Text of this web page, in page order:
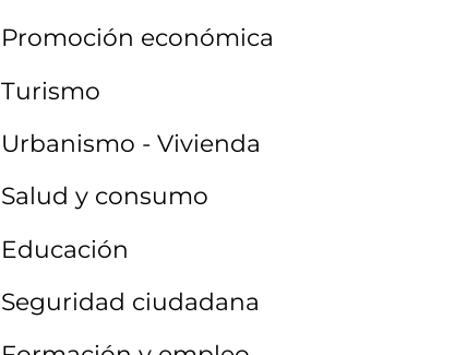
Promoción económica
Turismo
Urbanismo - Vivienda
Salud y consumo
Educación
Seguridad ciudadana